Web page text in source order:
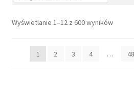
Wyświetlanie 1–12 z 600 wyników
1 2 3 4 … 48